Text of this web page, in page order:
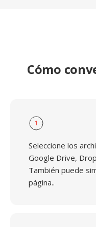
Cómo
1
Seleccione los
Google Drive,
También puede
página..